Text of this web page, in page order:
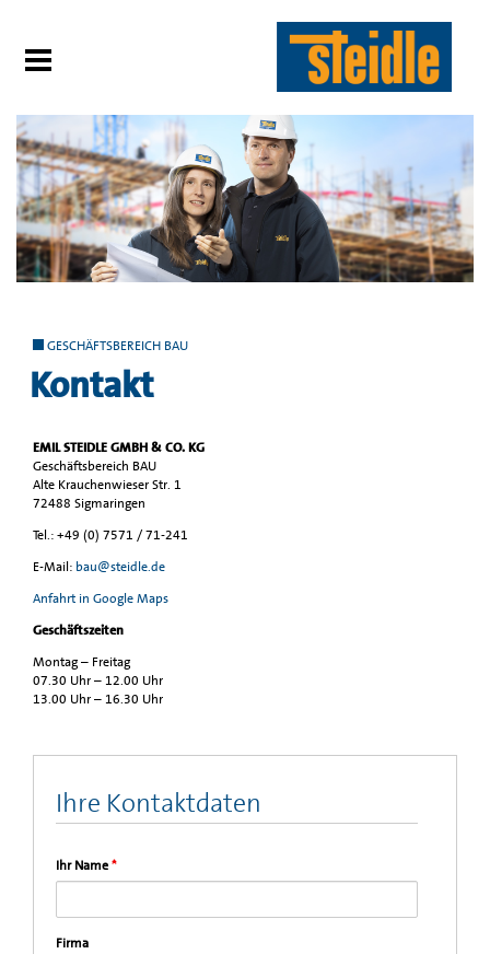
GESCHÄFTSBEREICH BAU
Kontakt
EMIL STEIDLE GMBH & CO. KG
Geschäftsbereich BAU
Alte Krauchenwieser Str. 1
72488 Sigmaringen
Tel.: +49 (0) 7571 / 71-241
E-Mail: bau@steidle.de
Anfahrt in Google Maps
Geschäftszeiten
Montag – Freitag
07.30 Uhr – 12.00 Uhr
13.00 Uhr – 16.30 Uhr
Ihre Kontaktdaten
Ihr Name*
Firma